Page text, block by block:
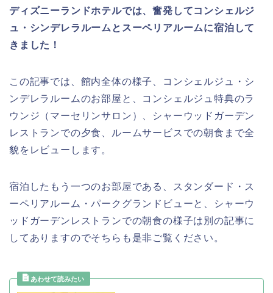
ディズニーランドホテルでは、奮発してコンシェルジ
ュ・シンデレラルームとスーペリアルームに宿泊して
きました！
この記事では、館内全体の様子、コンシェルジュ・シ
ンデレラルームのお部屋と、コンシェルジュ特典のラ
ウンジ（マーセリンサロン）、シャーウッドガーデン
レストランでの夕食、ルームサービスでの朝食まで全
貌をレビューします。
宿泊したもう一つのお部屋である、スタンダード・ス
ーペリアルーム・パークグランドビューと、シャーウ
ッドガーデンレストランでの朝食の様子は別の記事に
してありますのでそちらも是非ご覧ください。